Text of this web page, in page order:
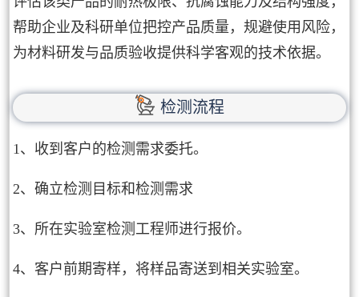
帮助企业及科研单位把控产品质量，规避使用风险，
为材料研发与品质验收提供科学客观的技术依据。
检测流程
1、收到客户的检测需求委托。
2、确立检测目标和检测需求
3、所在实验室检测工程师进行报价。
4、客户前期寄样，将样品寄送到相关实验室。